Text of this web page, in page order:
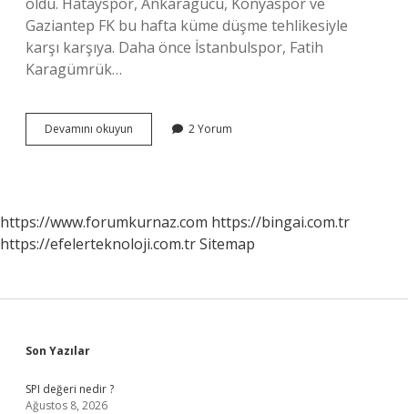
Gaziantep FK bu hafta küme düşme tehlikesiyle
karşı karşıya. Daha önce İstanbulspor, Fatih
Karagümrük…
Devamını okuyun
Düşerse
2 Yorum
https://www.forumkurnaz.com https://bingai.com.tr
https://efelerteknoloji.com.trSitemap
Sidebar
Son Yazılar
SPI değeri nedir ?
Ağustos 8, 2026